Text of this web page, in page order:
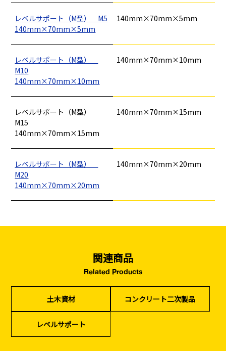
釘 ロープ・チェーン
フレコン・袋物 養生・フィルム ワイヤー・番線
型枠部材 基礎用部材 土木資材 テープ
シーリング剤・接着剤・スプレー等
検索
建てる（建築）
基礎工事・
コンクリート
（型枠工事）
仮説・バリケード
を設ける
バリケード（保安）
・復旧貢献
季節商材
（リサイクル）
レベルサポート（M型） M5
140mm×70mm×5mm
140mm×70mm×5mm
レベルサポート（M型）
M10
140mm×70mm×10mm
140mm×70mm×10mm
レベルサポート（M型）
M15
140mm×70mm×15mm
140mm×70mm×15mm
レベルサポート（M型）
M20
140mm×70mm×20mm
140mm×70mm×20mm
関連商品
Related Products
土木資材 コンクリート二次製品
レベルサポート